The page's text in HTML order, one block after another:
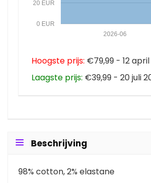
0 EUR
20 EUR
2026-06
Hoogste prijs: €79,99 - 12
Laagste prijs: €39,99 - 20 juli
Beschrijving
98% cotton, 2% elastane